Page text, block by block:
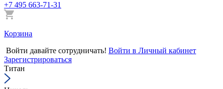
+7 495 663-71-31
Корзина
Войти давайте сотрудничать! Войти в Личный кабинет
Зарегистрироваться
Титан